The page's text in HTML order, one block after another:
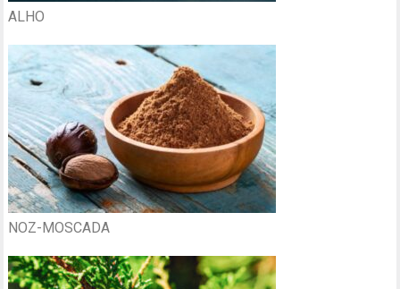
ALHO
NOZ-MOSCADA